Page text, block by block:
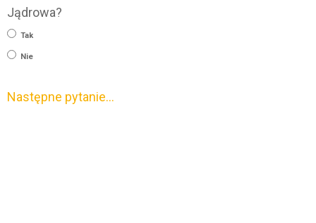
Jądrowa?
Tak
Nie
Następne pytanie…